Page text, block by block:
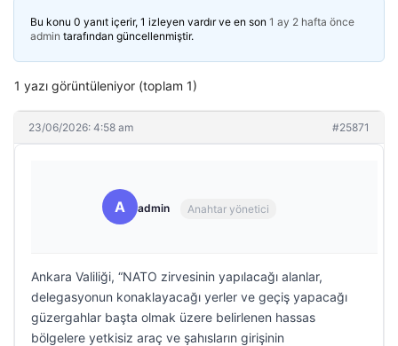
Bu konu 0 yanıt içerir, 1 izleyen vardır ve en son 1 ay 2 hafta önce
admin tarafından güncellenmiştir.
1 yazı görüntüleniyor (toplam 1)
23/06/2026: 4:58 am #25871
A admin Anahtar yönetici
Ankara Valiliği, “NATO zirvesinin yapılacağı alanlar,
delegasyonun konaklayacağı yerler ve geçiş yapacağı
güzergahlar başta olmak üzere belirlenen hassas
bölgelere yetkisiz araç ve şahısların girişinin